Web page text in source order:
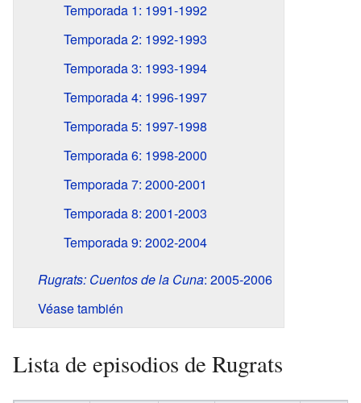
Temporada 1: 1991-1992
Temporada 2: 1992-1993
Temporada 3: 1993-1994
Temporada 4: 1996-1997
Temporada 5: 1997-1998
Temporada 6: 1998-2000
Temporada 7: 2000-2001
Temporada 8: 2001-2003
Temporada 9: 2002-2004
Rugrats: Cuentos de la Cuna: 2005-2006
Véase también
Lista de episodios de Rugrats